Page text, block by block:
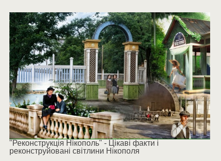
"Реконструкція Нікополь" - Цікаві факти і
реконструйовані світлини Нікополя